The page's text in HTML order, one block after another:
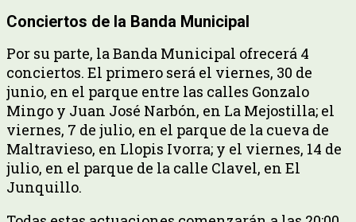
Conciertos de la Banda Municipal
Por su parte, la Banda Municipal ofrecerá 4
conciertos. El primero será el viernes, 30 de
junio, en el parque entre las calles Gonzalo
Mingo y Juan José Narbón, en La Mejostilla; el
viernes, 7 de julio, en el parque de la cueva de
Maltravieso, en Llopis Ivorra; y el viernes, 14 de
julio, en el parque de la calle Clavel, en El
Junquillo.